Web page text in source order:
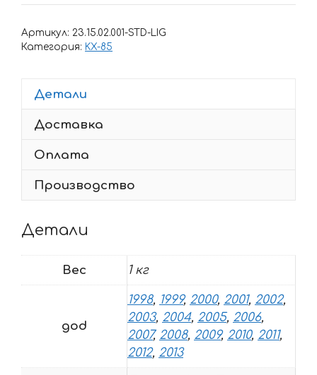
Комплект
1998-
Артикул: 23.15.02.001-STD-LIG
Категория: KX-85
Детали
Доставка
Оплата
Производство
Детали
Вес 1 кг
god
1998, 1999, 2000, 2001, 2002,
2003, 2004, 2005, 2006,
2007, 2008, 2009, 2010, 2011,
2012, 2013